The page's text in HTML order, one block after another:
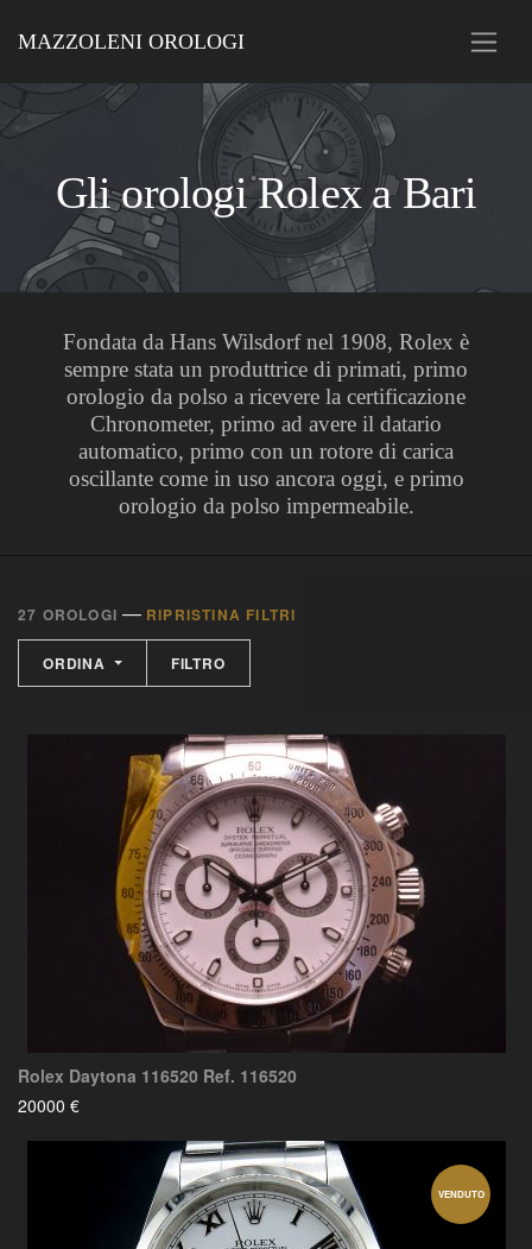
MAZZOLENI OROLOGI
Gli orologi Rolex a Bari
Fondata da Hans Wilsdorf nel 1908, Rolex è
sempre stata un produttrice di primati, primo
orologio da polso a ricevere la certificazione
Chronometer, primo ad avere il datario
automatico, primo con un rotore di carica
oscillante come in uso ancora oggi, e primo
orologio da polso impermeabile.
27 OROLOGI — RIPRISTINA FILTRI
ORDINA FILTRO
Rolex Daytona 116520 Ref. 116520
20000 €
VENDUTO